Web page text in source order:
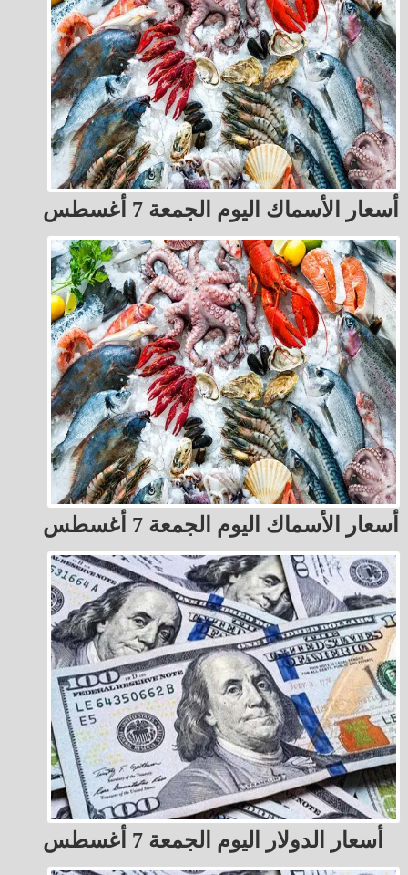
أسعار الأسماك اليوم الجمعة 7 أغسطس
أسعار الأسماك اليوم الجمعة 7 أغسطس
أسعار الدولار اليوم الجمعة 7 أغسطس